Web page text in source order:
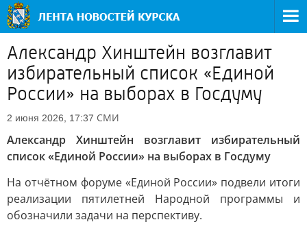
Александр Хинштейн возглавит
избирательный список «Единой
России» на выборах в Госдуму
2 июня 2026, 17:37 СМИ
Александр Хинштейн возглавит избирательный
список «Единой России» на выборах в Госдуму
На отчётном форуме «Единой России» подвели итоги
реализации пятилетней Народной программы и
обозначили задачи на перспективу.